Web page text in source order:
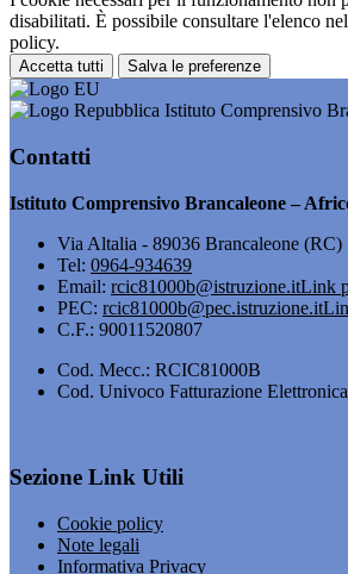
disabilitati. È possibile consultare l'elenco
policy.
Accetta tutti Salva le preferenze
Istituto Comprensivo
Contatti
Istituto Comprensivo Brancaleone –
Via Altalia - 89036 Brancaleone (RC)
Tel: 0964-934639
Email: rcic81000b@istruzione.itLink
PEC: rcic81000b@pec.istruzione.it
C.F.: 90011520807
Cod. Mecc.: RCIC81000B
Cod. Univoco Fatturazione
Sezione Link Utili
Cookie policy
Note legali
Informativa Privacy